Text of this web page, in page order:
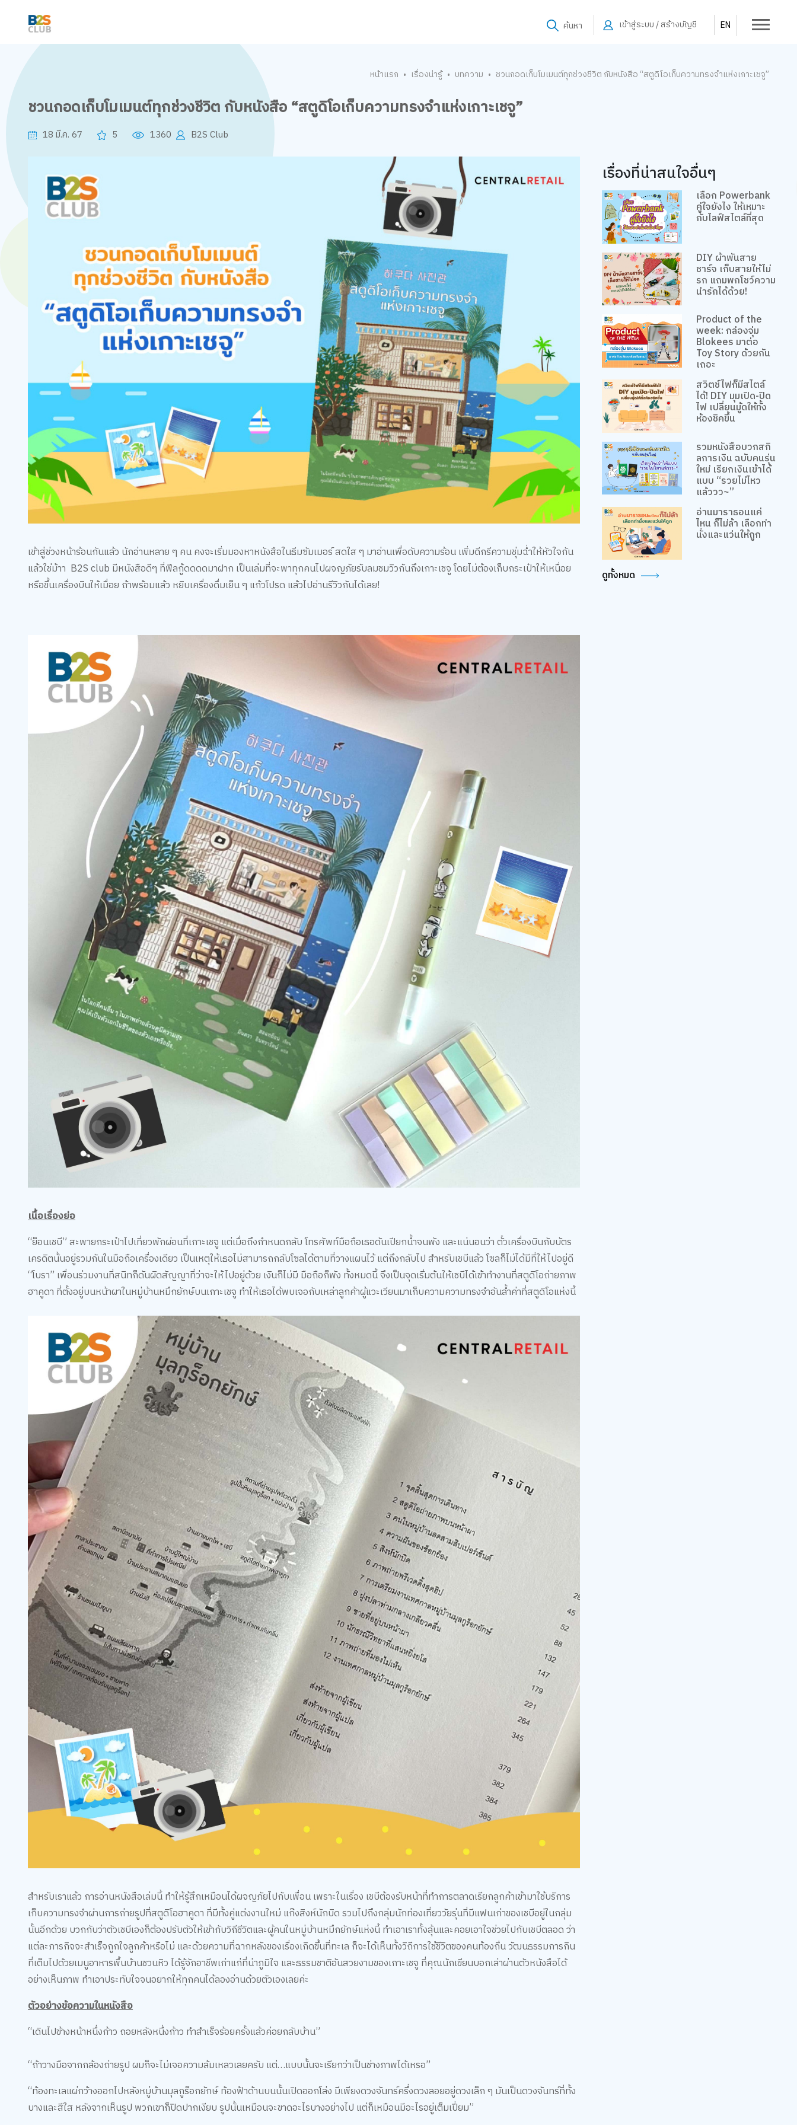
ค้นหา เข้าสู่ระบบ / สร้างบัญชี EN
หน้าแรก • เรื่องน่ารู้ • บทความ • ชวนกอดเก็บโมเมนต์ทุกช่วงชีวิต กับหนังสือ “สตูดิโอเก็บความทรงจำแห่งเกาะเชจู”
ชวนกอดเก็บโมเมนต์ทุกช่วงชีวิต กับหนังสือ “สตูดิโอเก็บความทรงจำแห่งเกาะเชจู”
18 มี.ค. 67 5 1360 B2S Club
เข้าสู่ช่วงหน้าร้อนกันแล้ว นักอ่านหลาย ๆ คน คงจะเริ่มมองหาหนังสือในธีมซัมเมอร์ สดใส ๆ มาอ่านเพื่อดับความร้อน เพิ่มดีกรีความชุ่มฉ่ำให้หัวใจกัน
แล้วใช่ม้าา B2S club มีหนังสือดีๆ ที่ฟีลกู้ดดดดมาฝาก เป็นเล่มที่จะพาทุกคนไปผจญภัยรับลมชมวิวกันถึงเกาะเชจู โดยไม่ต้องเก็บกระเป๋าให้เหนื่อย
หรือขึ้นเครื่องบินให้เมื่อย ถ้าพร้อมแล้ว หยิบเครื่องดื่มเย็น ๆ แก้วโปรด แล้วไปอ่านรีวิวกันได้เลย!
เนื้อเรื่องย่อ
“ย็อนเชบี” สะพายกระเป๋าไปเที่ยวพักผ่อนที่เกาะเชจู แต่เมื่อถึงกำหนดกลับ โทรศัพท์มือถือเธอดันเปียกน้ำจนพัง และแน่นอนว่า ตั๋วเครื่องบินกับบัตร
เครดิตนั้นอยู่รวมกันในมือถือเครื่องเดียว เป็นเหตุให้เธอไม่สามารถกลับโซลได้ตามที่วางแผนไว้ แต่ถึงกลับไป สำหรับเชบีแล้ว โซลก็ไม่ได้มีที่ให้ไปอยู่ดี
“โบรา” เพื่อนร่วมงานที่สนิทก็ดันผิดสัญญาที่ว่าจะให้ไปอยู่ด้วย เงินก็ไม่มี มือถือก็พัง ทั้งหมดนี้ จึงเป็นจุดเริ่มต้นให้เชบีได้เข้าทำงานที่สตูดิโอถ่ายภาพ
ฮาคูดา ที่ตั้งอยู่บนหน้าผาในหมู่บ้านหมึกยักษ์บนเกาะเชจู ทำให้เธอได้พบเจอกับเหล่าลูกค้าผู้แวะเวียนมาเก็บความความทรงจำอันล้ำค่าที่สตูดิโอแห่งนี้
สำหรับเราแล้ว การอ่านหนังสือเล่มนี้ ทำให้รู้สึกเหมือนได้ผจญภัยไปกับเพื่อน เพราะในเรื่อง เชบีต้องรับหน้าที่ทำการตลาดเรียกลูกค้าเข้ามาใช้บริการ
เก็บความทรงจำผ่านการถ่ายรูปที่สตูดิโอฮาคูดา ที่มีทั้งคู่แต่งงานใหม่ แก๊งสิงห์นักบิด รวมไปถึงกลุ่มนักท่องเที่ยววัยรุ่นที่มีแฟนเก่าของเชบีอยู่ในกลุ่ม
นั้นอีกด้วย บวกกับว่าตัวเชบีเองก็ต้องปรับตัวให้เข้ากับวิถีชีวิตและผู้คนในหมู่บ้านหมึกยักษ์แห่งนี้ ทำเอาเราทั้งลุ้นและคอยเอาใจช่วยไปกับเชบีตลอด ว่า
แต่ละภารกิจจะสำเร็จถูกใจลูกค้าหรือไม่ และด้วยความที่ฉากหลังของเรื่องเกิดขึ้นที่ทะเล ก็จะได้เห็นทั้งวิถีการใช้ชีวิตของคนท้องถิ่น วัฒนธรรมการกิน
ที่เต็มไปด้วยเมนูอาหารพื้นบ้านชวนหิว ได้รู้จักอาชีพเก่าแก่ที่น่าภูมิใจ และธรรมชาติอันสวยงามของเกาะเชจู ที่คุณนักเขียนบอกเล่าผ่านตัวหนังสือได้
อย่างเห็นภาพ ทำเอาประทับใจจนอยากให้ทุกคนได้ลองอ่านด้วยตัวเองเลยค่ะ
ตัวอย่างข้อความในหนังสือ
“เดินไปข้างหน้าหนึ่งก้าว ถอยหลังหนึ่งก้าว ทำสำเร็จร้อยครั้งแล้วค่อยกลับบ้าน”
“ถ้าวางมือจากกล้องถ่ายรูป ผมก็จะไม่เจอความล้มเหลวเลยครับ แต่…แบบนั้นจะเรียกว่าเป็นช่างภาพได้เหรอ”
“ท้องทะเลแผ่กว้างออกไปหลังหมู่บ้านมุลกูร็อกยักษ์ ท้องฟ้าด้านบนนั้นเปิดออกโล่ง มีเพียงดวงจันทร์ครึ่งดวงลอยอยู่ดวงเล็ก ๆ มันเป็นดวงจันทร์ที่ทั้ง
บางและสีใส หลังจากเห็นรูป พวกเขาก็ปิดปากเงียบ รูปนั้นเหมือนจะขาดอะไรบางอย่างไป แต่ก็เหมือนมีอะไรอยู่เต็มเปี่ยม”
เรื่องที่น่าสนใจอื่นๆ
เลือก Powerbank
คู่ใจยังไง ให้เหมาะ
กับไลฟ์สไตล์ที่สุด
DIY ผ้าพันสาย
ชาร์จ เก็บสายให้ไม่
รก แถมพกโชว์ความ
น่ารักได้ด้วย!
Product of the
week: กล่องจุ่ม
Blokees มาต่อ
Toy Story ด้วยกัน
เถอะ
สวิตช์ไฟก็มีสไตล์
ได้! DIY มุมเปิด-ปิด
ไฟ เปลี่ยนมู้ดให้ทั้ง
ห้องชิคขึ้น
รวมหนังสือบวกสกิ
ลการเงิน ฉบับคนรุ่น
ใหม่ เรียกเงินเข้าได้
แบบ “รวยไม่ไหว
แล้ววว~”
อ่านมาราธอนแค่
ไหน ก็ไม่ล้า เลือกท่า
นั่งและแว่นให้ถูก
ดูทั้งหมด